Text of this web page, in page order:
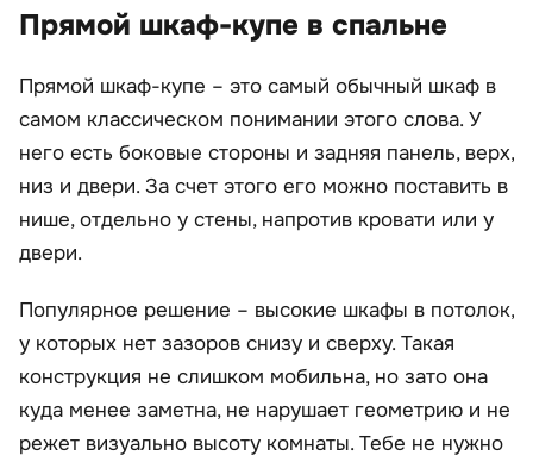
Прямой шкаф-купе в спальне
Прямой шкаф-купе – это самый обычный шкаф в
самом классическом понимании этого слова. У
него есть боковые стороны и задняя панель, верх,
низ и двери. За счет этого его можно поставить в
нише, отдельно у стены, напротив кровати или у
двери.
Популярное решение – высокие шкафы в потолок,
у которых нет зазоров снизу и сверху. Такая
конструкция не слишком мобильна, но зато она
куда менее заметна, не нарушает геометрию и не
режет визуально высоту комнаты. Тебе не нужно